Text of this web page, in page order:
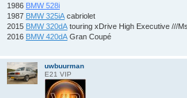
1986 BMW 528i
1987 BMW 325iA cabriolet
2015 BMW 320dA touring xDrive High Executive ///
2016 BMW 420dA Gran Coupé
uwbuurman
E21 VIP